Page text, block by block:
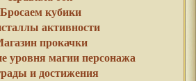
Бросаем кубики
активности
прокачки
уровня магии персонажа
и достижения